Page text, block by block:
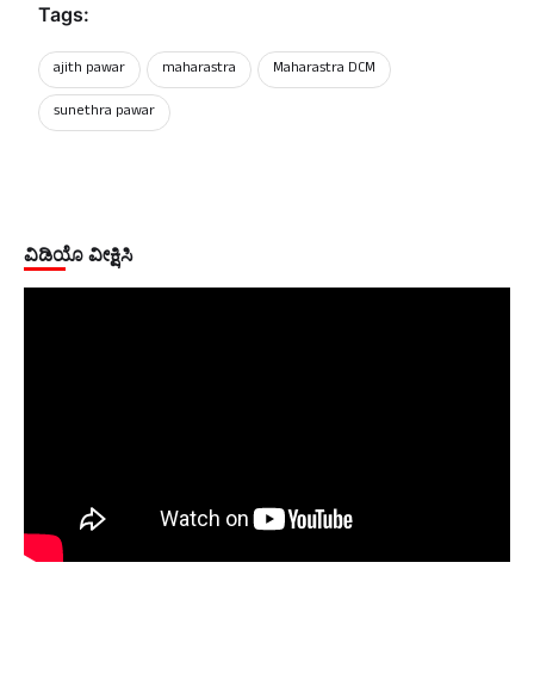
Tags:
ajith pawar maharastra
Maharastra DCM
sunethra pawar
ವಿಡಿಯೊ ವೀಕ್ಷಿಸಿ